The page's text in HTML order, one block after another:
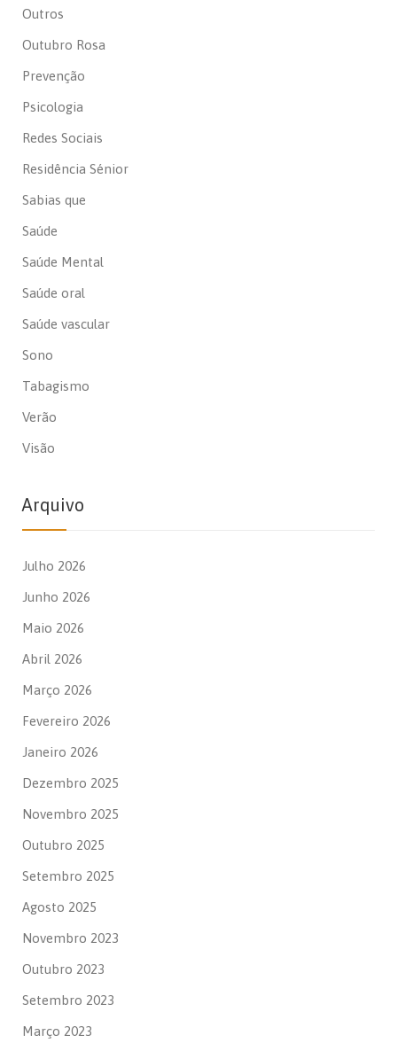
Outros
Outubro Rosa
Prevenção
Psicologia
Redes Sociais
Residência Sénior
Sabias que
Saúde
Saúde Mental
Saúde oral
Saúde vascular
Sono
Tabagismo
Verão
Visão
Arquivo
Julho 2026
Junho 2026
Maio 2026
Abril 2026
Março 2026
Fevereiro 2026
Janeiro 2026
Dezembro 2025
Novembro 2025
Outubro 2025
Setembro 2025
Agosto 2025
Novembro 2023
Outubro 2023
Setembro 2023
Março 2023